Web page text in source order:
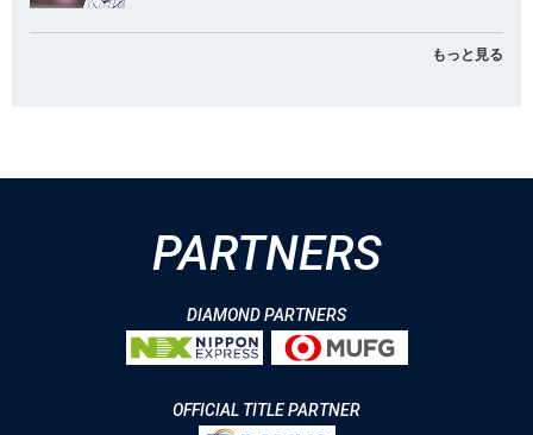
もっと見る
PARTNERS
DIAMOND PARTNERS
OFFICIAL TITLE PARTNER